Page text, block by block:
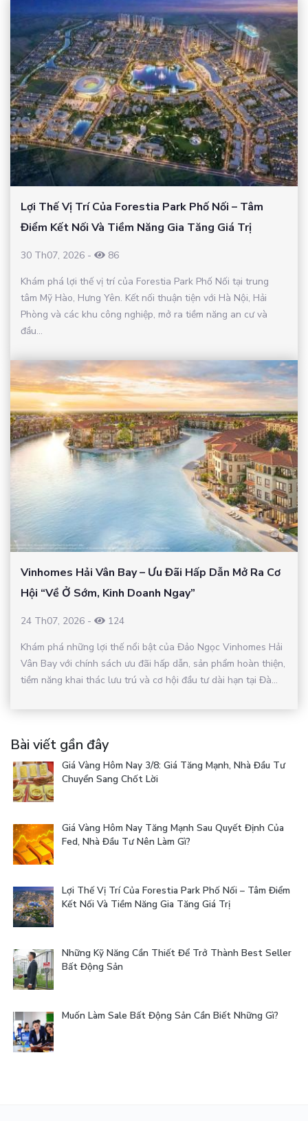
Lợi Thế Vị Trí Của Forestia Park Phố Nối – Tâm
Điểm Kết Nối Và Tiềm Năng Gia Tăng Giá Trị
30 Th07, 2026 -
86
Khám phá lợi thế vị trí của Forestia Park Phố Nối tại trung
tâm Mỹ Hào, Hưng Yên. Kết nối thuận tiện với Hà Nội, Hải
Phòng và các khu công nghiệp, mở ra tiềm năng an cư và
đầu...
Vinhomes Hải Vân Bay – Ưu Đãi Hấp Dẫn Mở Ra Cơ
Hội “Về Ở Sớm, Kinh Doanh Ngay”
24 Th07, 2026 -
124
Khám phá những lợi thế nổi bật của Đảo Ngọc Vinhomes Hải
Vân Bay với chính sách ưu đãi hấp dẫn, sản phẩm hoàn thiện,
tiềm năng khai thác lưu trú và cơ hội đầu tư dài hạn tại Đà...
Bài viết gần đây
Giá Vàng Hôm Nay 3/8: Giá Tăng Mạnh, Nhà Đầu Tư
Chuyển Sang Chốt Lời
Giá Vàng Hôm Nay Tăng Mạnh Sau Quyết Định Của
Fed, Nhà Đầu Tư Nên Làm Gì?
Lợi Thế Vị Trí Của Forestia Park Phố Nối – Tâm Điểm
Kết Nối Và Tiềm Năng Gia Tăng Giá Trị
Những Kỹ Năng Cần Thiết Để Trở Thành Best Seller
Bất Động Sản
Muốn Làm Sale Bất Động Sản Cần Biết Những Gì?